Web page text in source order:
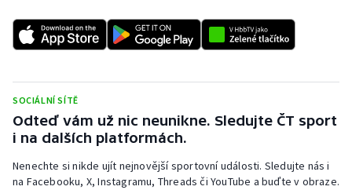
SOCIÁLNÍ SÍTĚ
Odteď vám už nic neunikne. Sledujte ČT sport
i na dalších platformách.
Nenechte si nikde ujít nejnovější sportovní události. Sledujte nás i
na Facebooku, X, Instagramu, Threads či YouTube a buďte v obraze.